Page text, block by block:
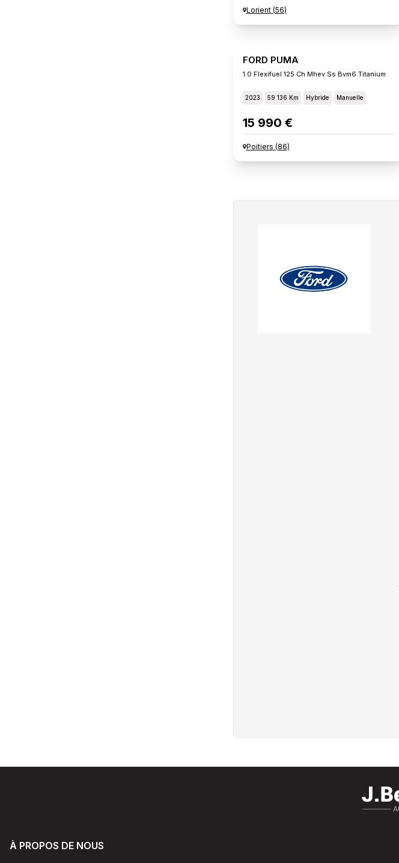
Lorient(56)
FORD PUMA
1.0 Flexifuel 125 Ch Mhev Ss Bvm6 Titanium
2023 59 136 Km Hybride Manuelle
15 990 €
Poitiers (86)
À PROPOS DE NOUS